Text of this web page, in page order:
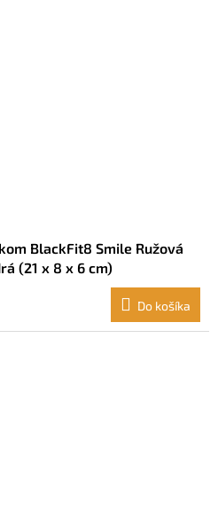
BlackFit8 Smile Ružová
(21 x 8 x 6 cm)
Do košíka